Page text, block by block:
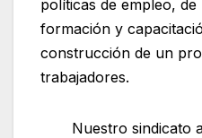
políticas de empleo,
formación y
construcción de un
trabajadores.
Nuestro sindicato a